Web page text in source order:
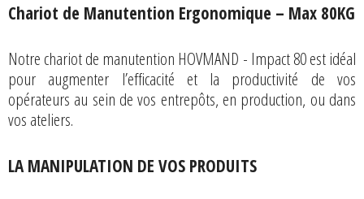
Chariot de Manutention Ergonomique – Max 80KG
Notre chariot de manutention HOVMAND - Impact 80 est idéal
pour augmenter l’efficacité et la productivité de vos
opérateurs au sein de vos entrepôts, en production, ou dans
vos ateliers.
LA MANIPULATION DE VOS PRODUITS